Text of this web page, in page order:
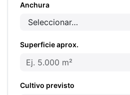
Anchura
Superficie aprox.
Cultivo previsto